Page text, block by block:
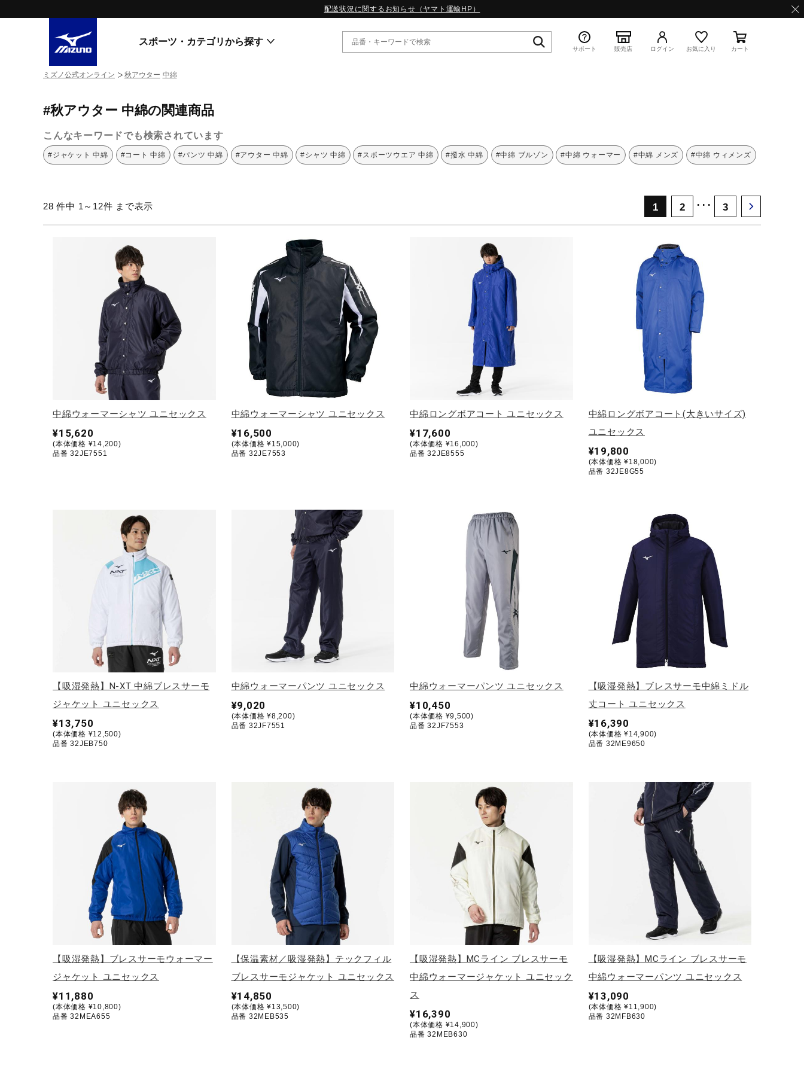
配送状況に関するお知らせ（ヤマト運輸HP）
スポーツ・カテゴリから探す
ライフスタイルウエア
ランニング
サッカー／フットサル
テニス／ソフトテニス
ソフトボール
ウィンタースポーツ
ワーキング
ウォーキングシューズ
寝具／ミズノスリープ
コラボ／ライセンス
その他
WAVE PROPHECY
MORELIA LS
WAVE RIDER
W.PROPHECY1｜特集
WP MAGIC MITA｜特集
WAVE PROPHECY 13.2
サポート 販売店 ログイン お気に入り カート
ミズノ公式オンライン 秋アウター 中綿
#秋アウター 中綿の関連商品
こんなキーワードでも検索されています
#ジャケット 中綿 #コート 中綿 #パンツ 中綿 #アウター 中綿 #シャツ 中綿 #スポーツウエア 中綿 #撥水 中綿 #中綿 ブルゾン #中綿 ウォーマー #中綿 メンズ #中綿 ウィメンズ
28 件中 1～12件 まで表示 1 2 ･･･ 3
中綿ウォーマーシャツ ユニセックス
¥15,620
(本体価格 ¥14,200)
品番 32JE7551
中綿ウォーマーシャツ ユニセックス
¥16,500
(本体価格 ¥15,000)
品番 32JE7553
中綿ロングボアコート ユニセックス
¥17,600
(本体価格 ¥16,000)
品番 32JE8555
中綿ロングボアコート(大きいサイズ)
ユニセックス
¥19,800
(本体価格 ¥18,000)
品番 32JE8G55
【吸湿発熱】N-XT 中綿ブレスサーモ
ジャケット ユニセックス
¥13,750
(本体価格 ¥12,500)
品番 32JEB750
中綿ウォーマーパンツ ユニセックス
¥9,020
(本体価格 ¥8,200)
品番 32JF7551
中綿ウォーマーパンツ ユニセックス
¥10,450
(本体価格 ¥9,500)
品番 32JF7553
【吸湿発熱】ブレスサーモ中綿ミドル
丈コート ユニセックス
¥16,390
(本体価格 ¥14,900)
品番 32ME9650
【吸湿発熱】ブレスサーモウォーマー
ジャケット ユニセックス
¥11,880
(本体価格 ¥10,800)
品番 32MEA655
【保温素材／吸湿発熱】テックフィル
ブレスサーモジャケット ユニセックス
¥14,850
(本体価格 ¥13,500)
品番 32MEB535
【吸湿発熱】MCライン ブレスサーモ
中綿ウォーマージャケット ユニセック
ス
¥16,390
(本体価格 ¥14,900)
品番 32MEB630
【吸湿発熱】MCライン ブレスサーモ
中綿ウォーマーパンツ ユニセックス
¥13,090
(本体価格 ¥11,900)
品番 32MFB630